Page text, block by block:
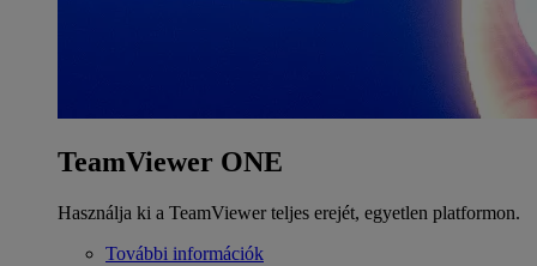
TeamViewer ONE
Használja ki a TeamViewer teljes erejét, egyetlen platformon.
További információk